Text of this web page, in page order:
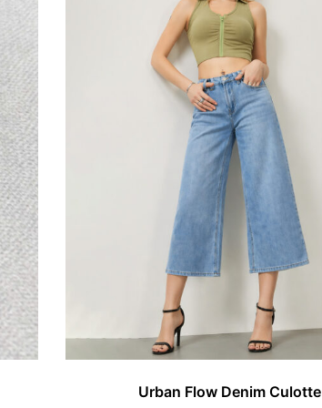
Urban Flow Denim Culotte